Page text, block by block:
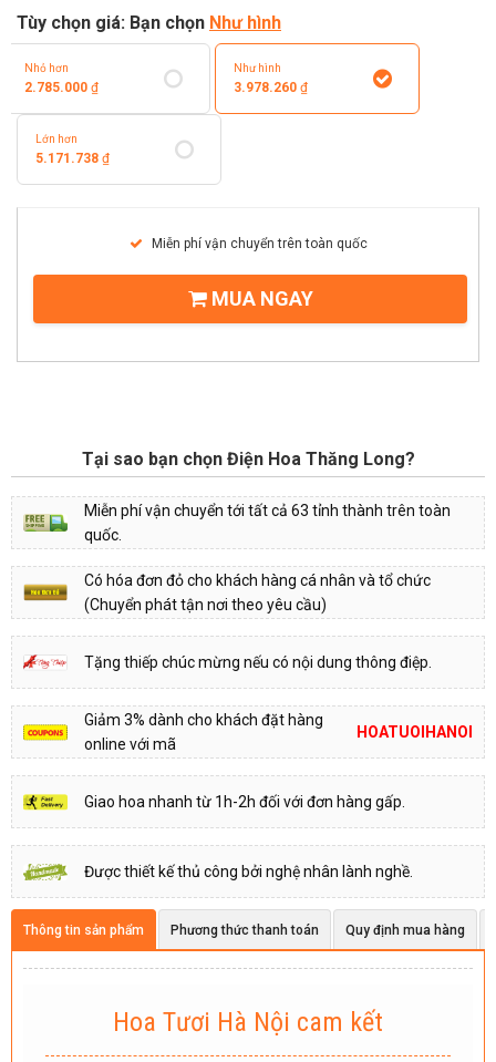
Tùy chọn giá: Bạn chọn Như hình
Nhỏ hơn
2.785.000 ₫
Như hình
3.978.260₫
Lớn hơn
5.171.738 ₫
Miễn phí vận chuyển trên toàn quốc
MUA NGAY
Tại sao bạn chọn Điện Hoa Thăng Long?
Miễn phí vận chuyển tới tất cả 63 tỉnh thành trên toàn
quốc.
Có hóa đơn đỏ cho khách hàng cá nhân và tổ chức
(Chuyển phát tận nơi theo yêu cầu)
Tặng thiếp chúc mừng nếu có nội dung thông điệp.
Giảm 3% dành cho khách đặt hàng
online với mã
HOATUOIHANOI
Giao hoa nhanh từ 1h-2h đối với đơn hàng gấp.
Được thiết kế thủ công bởi nghệ nhân lành nghề.
Thông tin sản phẩm Phương thức thanh toán Quy định mua hàng
Hoa Tươi Hà Nội cam kết